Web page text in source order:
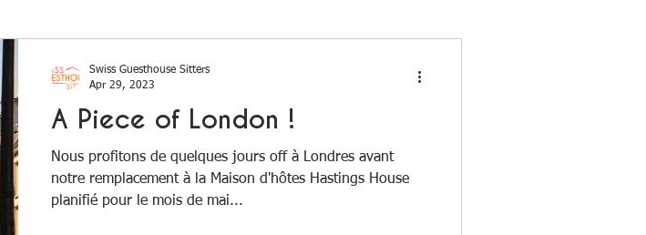
A Piece of London !
Nous profitons de quelques jours off à Londres avant
notre remplacement à la Maison d'hôtes Hastings House
planifié pour le mois de mai...
Swiss Guesthouse Sitters
Apr 29, 2023